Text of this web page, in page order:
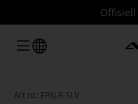
Art.nr.: EPALR-SLV